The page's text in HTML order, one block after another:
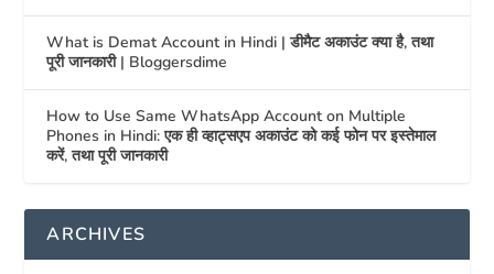
What is Demat Account in Hindi | डीमैट अकाउंट क्या है, तथा
पूरी जानकारी | Bloggersdime
How to Use Same WhatsApp Account on Multiple
Phones in Hindi: एक ही व्हाट्सएप अकाउंट को कई फोन पर इस्तेमाल
करें, तथा पूरी जानकारी
ARCHIVES